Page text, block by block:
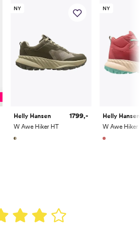
NY
Helly Hansen
W Awe Hiker HT
1799,-
NY
Helly Hansen